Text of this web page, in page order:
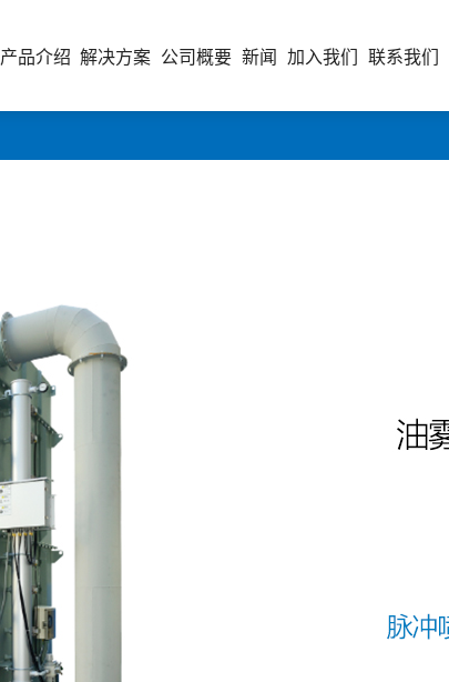
产品介绍 解决方案 公司概要 新闻 加入我们 联系我们